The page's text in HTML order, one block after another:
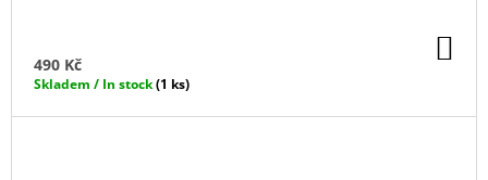
490 Kč
Skladem / In stock(1 ks)